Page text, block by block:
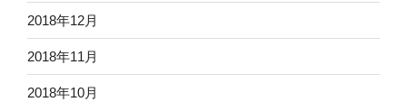
2018年12月
2018年11月
2018年10月